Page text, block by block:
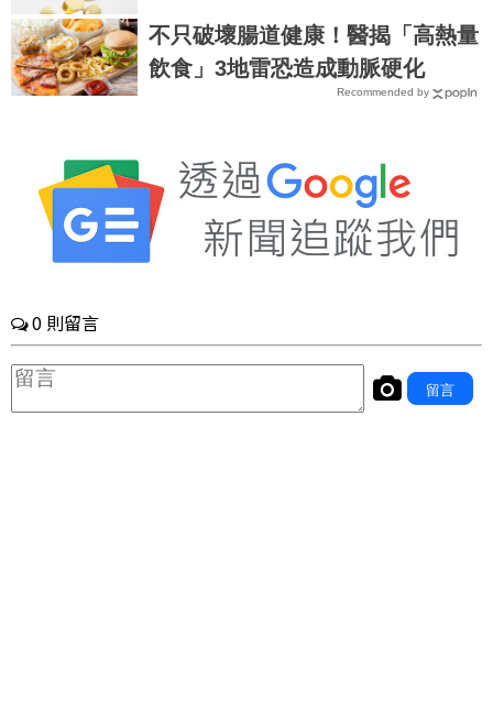
殘留、健康無疑慮！｜每日健康H
ealth
不只破壞腸道健康！醫揭「高熱量
飲食」3地雷恐造成動脈硬化
Recommended by